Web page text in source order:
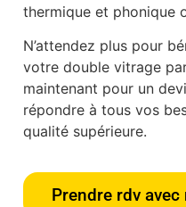
thermique et phonique
N’attendez plus pour
votre double vitrage
maintenant pour un
répondre à tous vos
qualité supérieure.
Prendre rdv